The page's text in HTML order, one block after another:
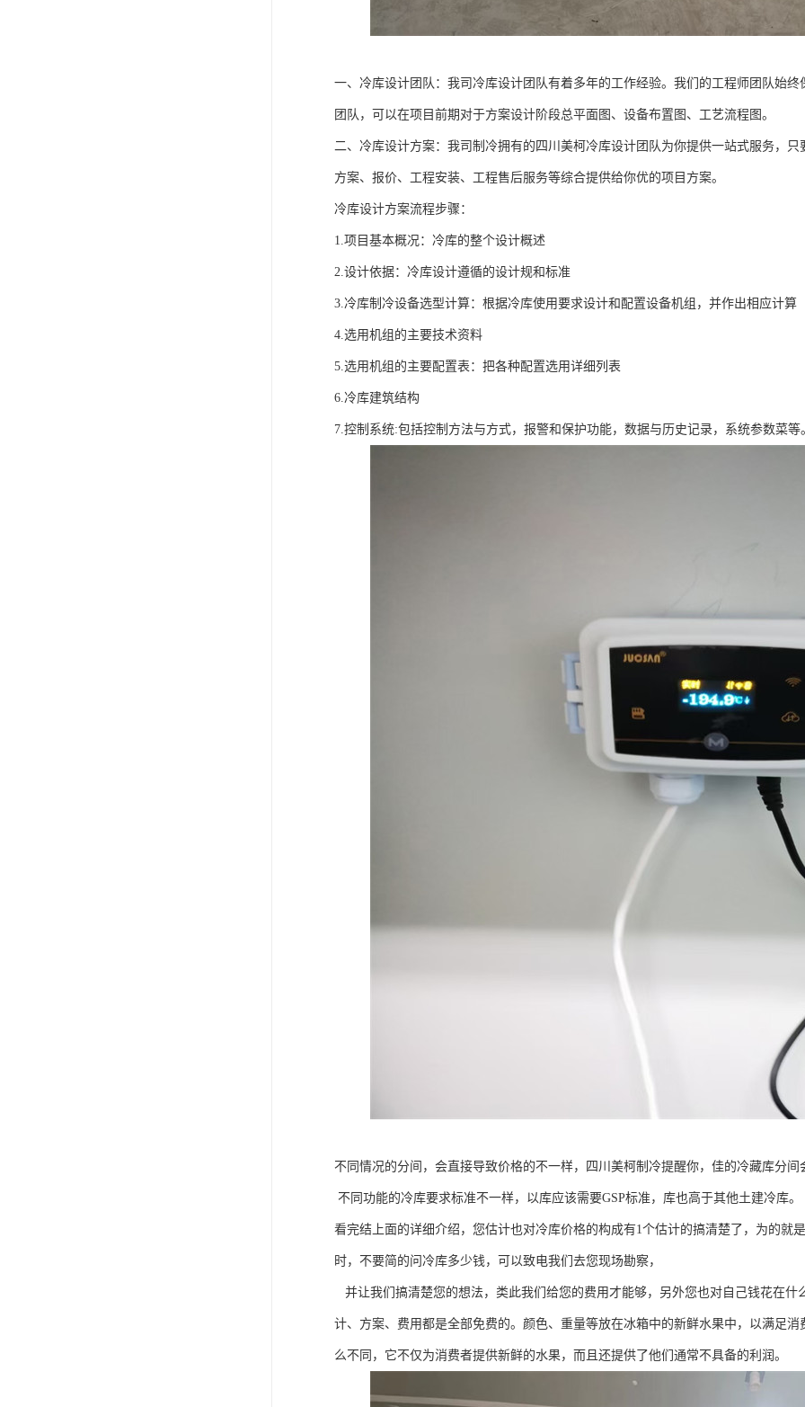
一、冷库设计团队：我司冷库设计团队有着多年的工作经验。我们的工程师团队始
团队，可以在项目前期对于方案设计阶段总平面图、设备布置图、工艺流程图。
二、冷库设计方案：我司制冷拥有的四川美柯冷库设计团队为你提供一站式服务，
方案、报价、工程安装、工程售后服务等综合提供给你优的项目方案。
冷库设计方案流程步骤：
1.项目基本概况：冷库的整个设计概述
2.设计依据：冷库设计遵循的设计规和标准
3.冷库制冷设备选型计算：根据冷库使用要求设计和配置设备机组，并作出相应计算
4.选用机组的主要技术资料
5.选用机组的主要配置表：把各种配置选用详细列表
6.冷库建筑结构
7.控制系统:包括控制方法与方式，报警和保护功能，数据与历史记录，系统参数菜等
不同情况的分间，会直接导致价格的不一样，四川美柯制冷提醒你，佳的冷藏库分间
不同功能的冷库要求标准不一样，以库应该需要GSP标准，库也高于其他土建冷库。
看完结上面的详细介绍，您估计也对冷库价格的构成有1个估计的搞清楚了，为的就
时，不要简的问冷库多少钱，可以致电我们去您现场勘察，
并让我们搞清楚您的想法，类此我们给您的费用才能够，另外您也对自己钱花在什
计、方案、费用都是全部免费的。颜色、重量等放在冰箱中的新鲜水果中，以满足
么不同，它不仅为消费者提供新鲜的水果，而且还提供了他们通常不具备的利润。